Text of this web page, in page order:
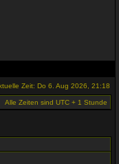
Zeit: Do 6. Aug 2026, 21:18
Alle Zeiten sind UTC + 1 Stunde